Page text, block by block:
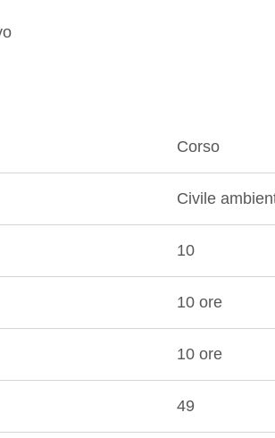
Corso
Civile
10
10 ore
10 ore
49